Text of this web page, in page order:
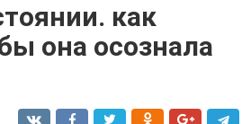
как
она осознала